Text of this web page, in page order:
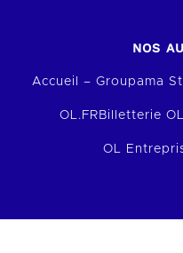
NOS
Accueil – Groupama
OL.FR Billetterie OL
OL